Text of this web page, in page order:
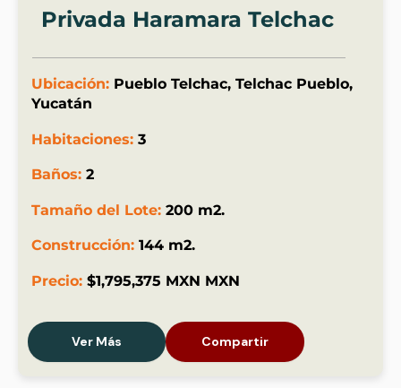
Privada Haramara Telchac
Ubicación: Pueblo Telchac, Telchac Pueblo,
Yucatán
Habitaciones: 3
Baños: 2
Tamaño del Lote: 200 m2.
Construcción: 144 m2.
Precio: $1,795,375 MXN MXN
Ver Más Compartir